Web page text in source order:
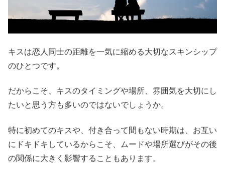
キスは恋人同士の距離を一気に縮める大切なスキンシップ
のひとつです。
だからこそ、キスのタイミングや場所、雰囲気を大切にし
たいと思う方も多いのではないでしょうか。
特に初めてのキスや、付き合って間もない時期は、お互い
にドキドキしているからこそ、ムードや場所選びがその後
の関係に大きく影響することもあります。